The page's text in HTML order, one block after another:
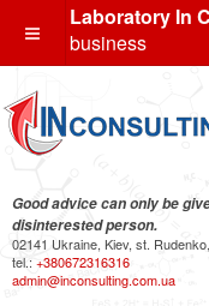
Laboratory In
business
Good advice can only be
disinterested person.
02141 Ukraine, Kiev, st.
tel.: +380672316316
admin@inconsulting.com.ua